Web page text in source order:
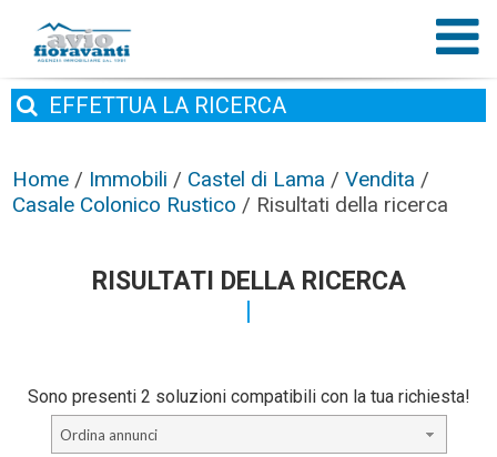
EFFETTUA LA RICERCA
Home / Immobili / Castel di Lama /Vendita /
Casale Colonico Rustico / Risultati della ricerca
RISULTATI DELLA RICERCA
Sono presenti 2 soluzioni compatibili con la tua richiesta!
Ordina annunci